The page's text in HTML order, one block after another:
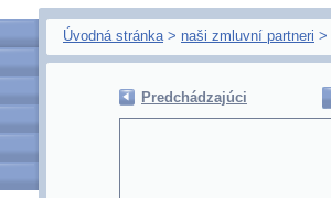
Úvodná stránka > naši zmluvní partneri >
Predchádzajúci